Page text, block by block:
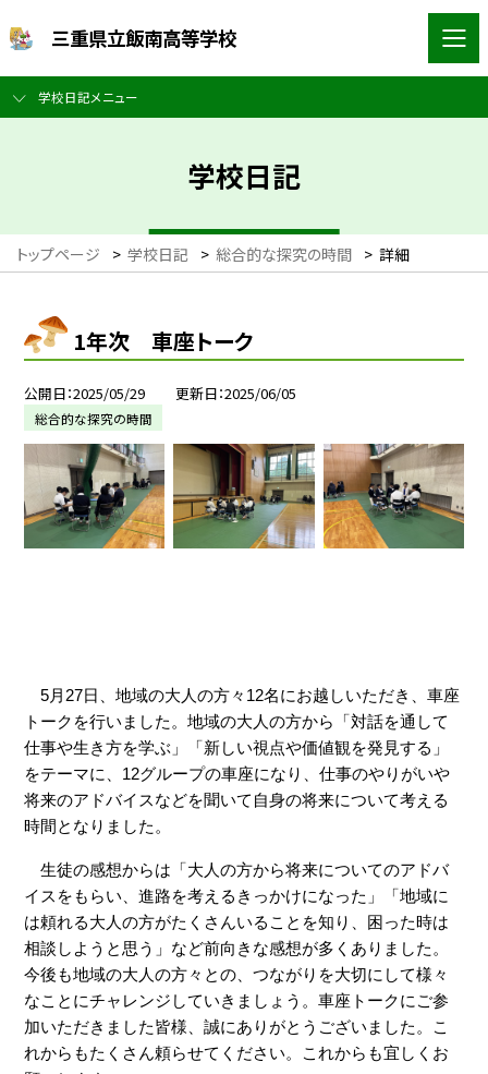
三重県立飯南高等学校
学校日記メニュー
学校日記
トップページ > 学校日記 > 総合的な探究の時間 > 詳細
1年次 車座トーク
公開日 2025/05/29 更新日 2025/06/05
総合的な探究の時間
5月27日、地域の大人の方々12名にお越しいただき、車座
トークを行いました。地域の大人の方から「対話を通して
仕事や生き方を学ぶ」「新しい視点や価値観を発見する」
をテーマに、12グループの車座になり、仕事のやりがいや
将来のアドバイスなどを聞いて自身の将来について考える
時間となりました。
生徒の感想からは「大人の方から将来についてのアドバ
イスをもらい、進路を考えるきっかけになった」「地域に
は頼れる大人の方がたくさんいることを知り、困った時は
相談しようと思う」など前向きな感想が多くありました。
今後も地域の大人の方々との、つながりを大切にして様々
なことにチャレンジしていきましょう。車座トークにご参
加いただきました皆様、誠にありがとうございました。こ
れからもたくさん頼らせてください。これからも宜しくお